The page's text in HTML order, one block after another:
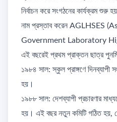
নির্বাচন করে সংগঠনের কার্যক্রম শুরু
নাম প্রস্তাব করেন AGLHSES
Government Laboratory
এই বছরেই প্রথম প্রাক্তন ছাত্র
​১৯৮৪ সাল: স্কুল প্রাঙ্গণে দিনব্যাপী
হয়।
​১৯৮৮ সাল: দেশব্যাপী প্রচারণার
হয়। এই বছর নতুন কমিটি গঠিত হয়,